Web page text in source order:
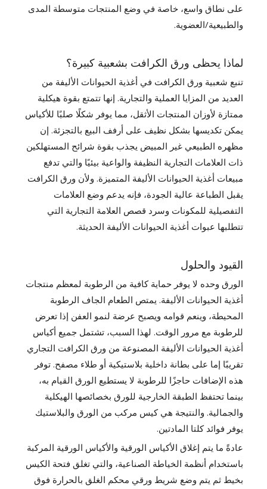
على نطاق واسع، خاصة في وضع المنتجات متوسطة المدى
والطبيعية/العضوية.
لماذا يحظى ورق الكرافت بشعبية كبيرة؟
تنبع شعبية ورق الكرافت في أغذية الحيوانات الأليفة من
العديد من المزايا العملية والتجارية. إنها تتمتع بقوة هيكلية
ممتازة لأوزان المنتجات الأثقل، مما يوفر شكلًا صلبًا للأكياس
يمكن تكديسها بشكل نظيف على أرفف البيع بالتجزئة. إن
مظهره الطبيعي غير المبيض يجذب بقوة شرائح المستهلكين
ذات العلامات التجارية النظيفة والواعية بيئيًا والتي تدفع
مبيعات أغذية الحيوانات الأليفة المتميزة. ولأن ورق الكرافت
يقبل الطباعة عالية الجودة، فإنه يدعم وضع العلامات
التفصيلية للمكونات وسرد قصص العلامة التجارية التي
تتطلبها عبوات أغذية الحيوانات الأليفة الحديثة.
القيود والحلول
الورق وحده لا يوفر حماية كافية من الرطوبة لمعظم منتجات
أغذية الحيوانات الأليفة. يمتص الطعام الجاف الرطوبة
المحيطة، وينعم قوامه ويصبح عرضة لنمو العفن إذا تعرض
للرطوبة مع مرور الوقت. لهذا السبب، تشتمل جميع أكياس
أغذية الحيوانات الأليفة المصنوعة من ورق الكرافت التجاري
تقريبًا إما على بطانة داخلية بلاستيكية أو طلاء مصفح. توفر
هذه الإضافات حاجزًا للرطوبة لا يستطيع الورق القيام به،
بينما تحتفظ الطبقة الخارجية للورق بخصائصها الهيكلية
والجمالية. والنتيجة هي كيس مركب من الورق والبلاستيك
يوفر فوائد كلتا المادتين.
عادةً ما يتم إغلاق الأكياس الورقية والأكياس الورقية المركبة
باستخدام أنظمة الخياطة الصناعية، والتي تغلق فتحة الكيس
بخيط ثم يتم وضع شريط ورقي محكم الغلق بالحرارة فوق